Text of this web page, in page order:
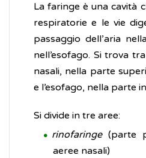
La faringe è una cavità
respiratorie e le vie
passaggio dell’aria
nell’esofago. Si trova
nasali, nella parte
e l’esofago, nella parte
Si divide in tre aree:
rinofaringe(parte
aeree nasali)